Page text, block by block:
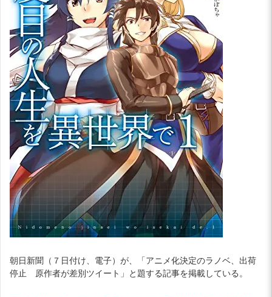
朝日新聞（７日付け、電子）が、「アニメ化決定のラノベ、出荷
停止 原作者が差別ツイート」と題する記事を掲載している。